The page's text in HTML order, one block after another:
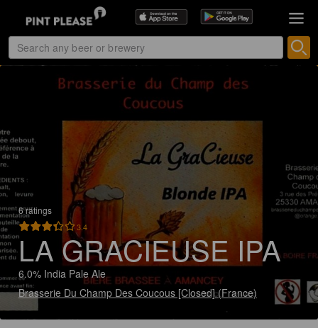
6 ratings
3.4
LA GRACIEUSE IPA
6.0% India Pale Ale
Brasserie Du Champ Des Coucous [Closed] (France)